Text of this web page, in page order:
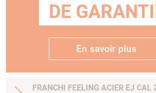
DE
En savoir plus
FRANCHI FEELING ACIER EJ